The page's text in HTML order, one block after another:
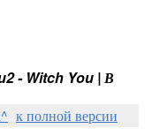
- Witch You | В
к полной версии